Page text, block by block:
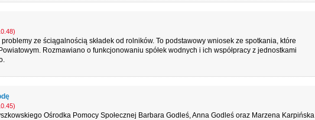
ze ściągalnością składek od rolników. To podstawowy wniosek ze spotkania, które
Rozmawiano o funkcjonowaniu spółek wodnych i ich współpracy z jednostkami
Ośrodka Pomocy Społecznej Barbara Godleś, Anna Godleś oraz Marzena Karpińska